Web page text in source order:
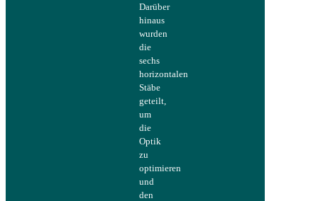
Darüber
hinaus
wurden
die
sechs
horizontalen
Stäbe
geteilt,
um
die
Optik
zu
optimieren
und
den